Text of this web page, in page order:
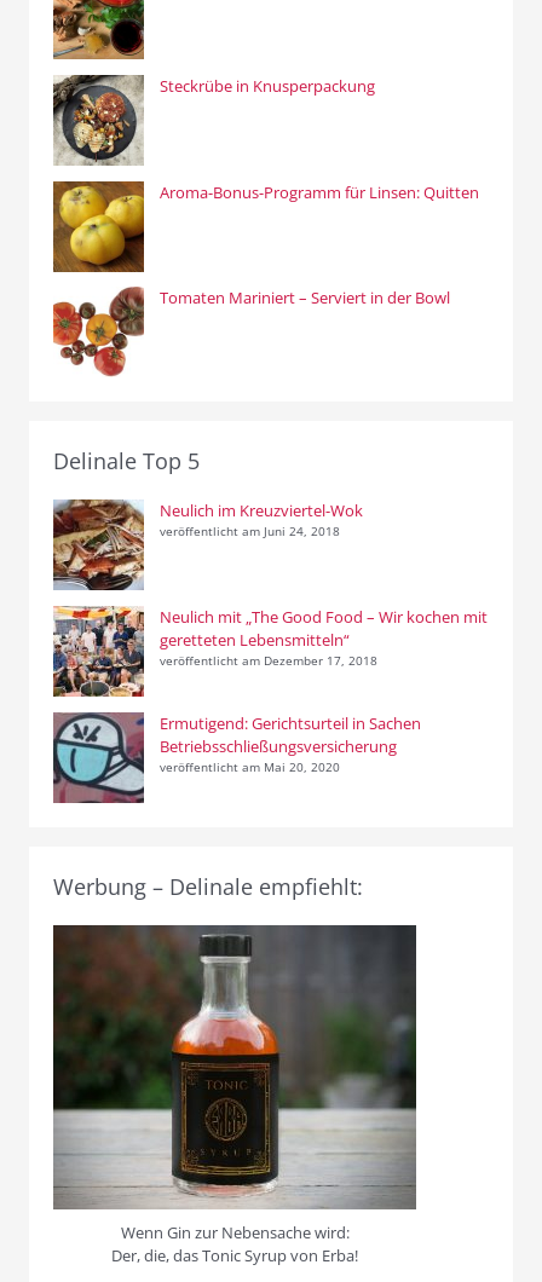
Steckrübe in Knusperpackung
Aroma-Bonus-Programm für Linsen: Quitten
Tomaten Mariniert – Serviert in der Bowl
Delinale Top 5
Neulich im Kreuzviertel-Wok
veröffentlicht am Juni 24, 2018
Neulich mit „The Good Food – Wir kochen mit
geretteten Lebensmitteln“
veröffentlicht am Dezember 17, 2018
Ermutigend: Gerichtsurteil in Sachen
Betriebsschließungsversicherung
veröffentlicht am Mai 20, 2020
Werbung – Delinale empfiehlt:
Wenn Gin zur Nebensache wird:
Der, die, das Tonic Syrup von Erba!